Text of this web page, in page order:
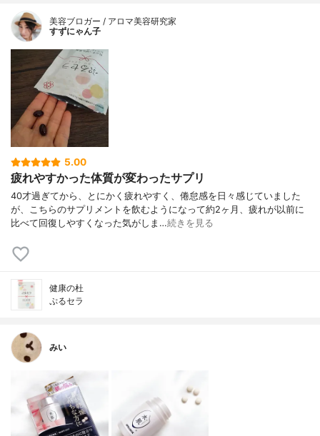
美容ブロガー / アロマ美容研究家
すずにゃん子
5.00
疲れやすかった体質が変わったサプリ
40才過ぎてから、とにかく疲れやすく、倦怠感を日々感じていました
が、こちらのサプリメントを飲むようになって約2ヶ月、疲れが以前に
比べて回復しやすくなった気がしま…続きを見る
健康の杜
ぷるセラ
みい